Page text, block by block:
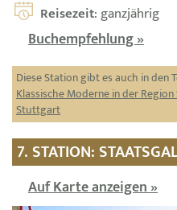
Reisezeit: ganzjährig
Buchempfehlung »
Diese Station gibt es auch in den
Klassische Moderne in der
Stuttgart
7. STATION:
Auf Karte anzeigen »